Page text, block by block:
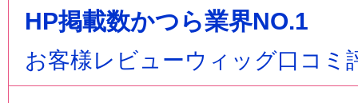
HP掲載数かつら業界NO.1
お客様レビューウィッグ口コミ